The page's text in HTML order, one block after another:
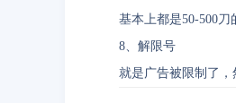
基本上都是50-500刀
8、解限号
就是广告被限制了，